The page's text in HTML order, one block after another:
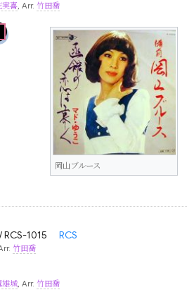
実喜, Arr. 竹田喬
岡山ブルース
RCS-1015 RCS
竹田喬
雄城, Arr. 竹田喬